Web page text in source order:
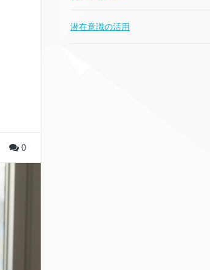
0
潜在意識の活用